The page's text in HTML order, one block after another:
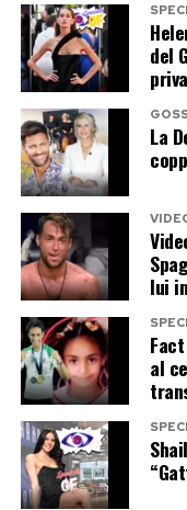
del
La
lui
al